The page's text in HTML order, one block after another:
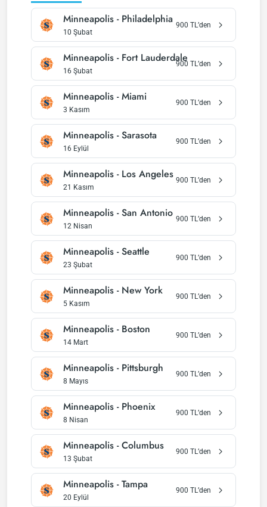
Minneapolis - Philadelphia
10 Şubat
900 TL’den
Minneapolis - Fort Lauderdale
16 Şubat
900 TL’den
Minneapolis -Miami
3 Kasım
900 TL’den
Minneapolis -Sarasota
16 Eylül
900 TL’den
Minneapolis - Los Angeles
21 Kasım
900 TL’den
Minneapolis -San Antonio
12 Nisan
900 TL’den
Minneapolis -Seattle
23 Şubat
900 TL’den
Minneapolis - New York
5 Kasım
900 TL’den
Minneapolis - Boston
14 Mart
900 TL’den
Minneapolis - Pittsburgh
8 Mayıs
900 TL’den
Minneapolis - Phoenix
8 Nisan
900 TL’den
Minneapolis -Columbus
13 Şubat
900 TL’den
Minneapolis -Tampa
20 Eylül
900 TL’den